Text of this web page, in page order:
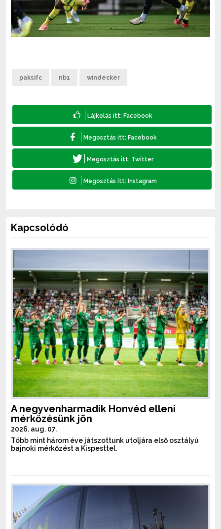
paksifc nb1 windecker
Kapcsolódó
A negyvenharmadik Honvéd elleni
mérkőzésünk jön
2026. aug. 07.
Több mint három éve játszottunk utoljára első osztályú
bajnoki mérkőzést a Kispesttel.